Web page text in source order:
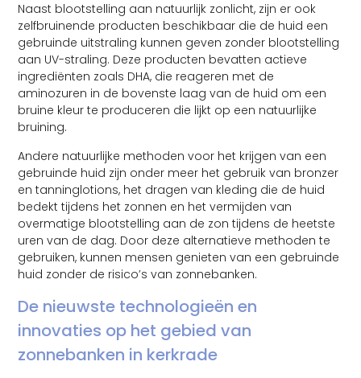
Naast blootstelling aan natuurlijk zonlicht, zijn er ook
zelfbruinende producten beschikbaar die de huid een
gebruinde uitstraling kunnen geven zonder blootstelling
aan UV-straling. Deze producten bevatten actieve
ingrediënten zoals DHA, die reageren met de
aminozuren in de bovenste laag van de huid om een
bruine kleur te produceren die lijkt op een natuurlijke
bruining.
Andere natuurlijke methoden voor het krijgen van een
gebruinde huid zijn onder meer het gebruik van bronzer
en tanninglotions, het dragen van kleding die de huid
bedekt tijdens het zonnen en het vermijden van
overmatige blootstelling aan de zon tijdens de heetste
uren van de dag. Door deze alternatieve methoden te
gebruiken, kunnen mensen genieten van een gebruinde
huid zonder de risico’s van zonnebanken.
De nieuwste technologieën en
innovaties op het gebied van
zonnebanken in kerkrade